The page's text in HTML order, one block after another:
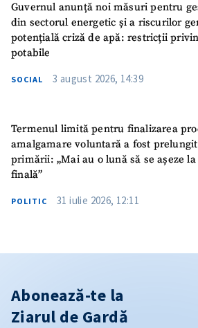
Guvernul anunță noi măsuri pentru
din sectorul energetic și a riscurilor
potențială criză de apă: restricții
potabile
SOCIAL 3 august 2026, 14:39
Termenul limită pentru finalizarea
amalgamare voluntară a fost
primării: „Mai au o lună să se așeze
finală”
POLITIC 31 iulie 2026, 12:11
Abonează-te la
Ziarul de Gardă